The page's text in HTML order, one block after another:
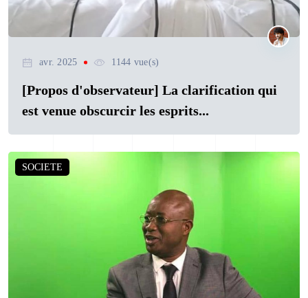
avr. 2025 1144 vue(s)
[Propos d'observateur] La clarification qui
est venue obscurcir les esprits...
SOCIETE